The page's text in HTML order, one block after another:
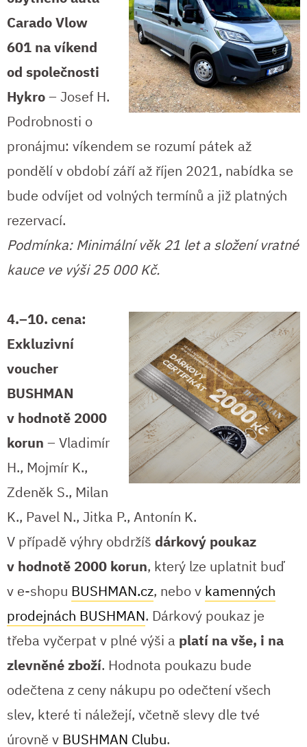
Carado Vlow
601 na víkend
od společnosti
Hykro– Josef H.
Podrobnosti o
pronájmu: víkendem se rozumí pátek až
pondělí v období září až říjen 2021, nabídka se
bude odvíjet od volných termínů a již platných
rezervací.
Podmínka: Minimální věk 21 let a složení vratné
kauce ve výši 25 000 Kč.
4.–10. cena:
Exkluzivní
voucher
BUSHMAN
v hodnotě 2000
korun – Vladimír
H., Mojmír K.,
Zdeněk S., Milan
K., Pavel N., Jitka P., Antonín K.
V případě výhry obdržíš dárkový poukaz
v hodnotě 2000 korun, který lze uplatnit buď
v e-shopu BUSHMAN.cz, nebo v kamenných
prodejnách BUSHMAN. Dárkový poukaz je
třeba vyčerpat v plné výši a platí na vše, i na
zlevněné zboží. Hodnota poukazu bude
odečtena z ceny nákupu po odečtení všech
slev, které ti náležejí, včetně slevy dle tvé
úrovně v BUSHMAN Clubu.